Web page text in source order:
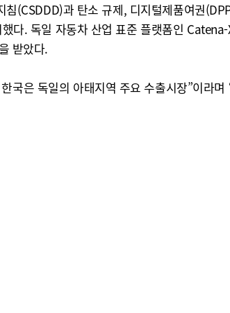
(CSDDD)과 탄소 규제, 디지털제품여권
다. 독일 자동차 산업 표준 플랫폼인
받았다.
은 독일의 아태지역 주요 수출시장”이라